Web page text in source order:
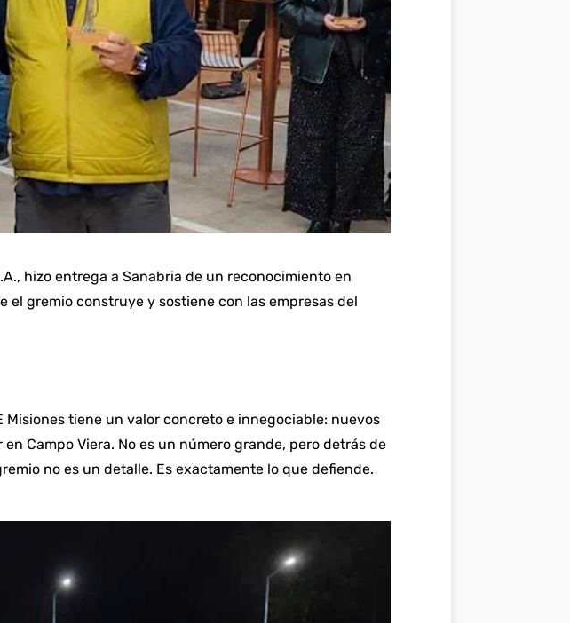
hizo entrega a Sanabria de un reconocimiento en
el gremio construye y sostiene con las empresas del
Misiones tiene un valor concreto e innegociable: nuevos
Campo Viera. No es un número grande, pero detrás de
no es un detalle. Es exactamente lo que defiende.